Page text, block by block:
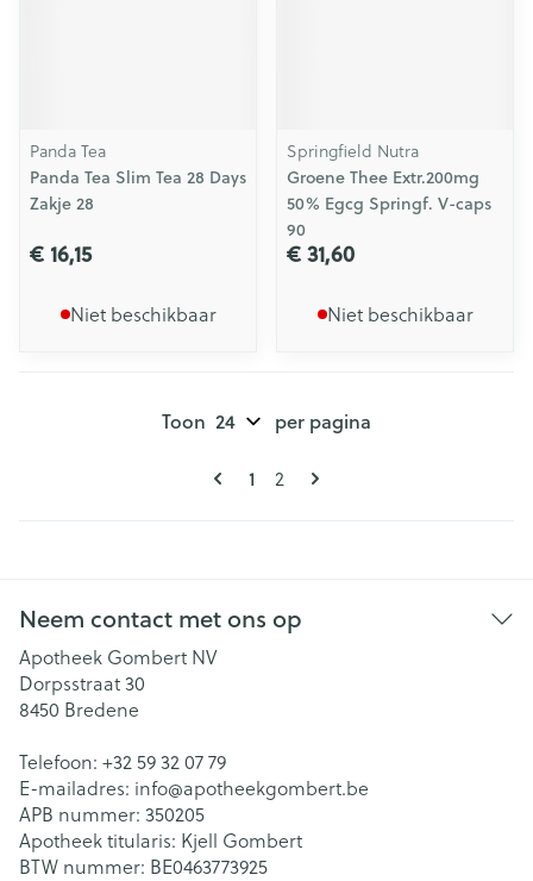
Panda Tea
Panda Tea Slim Tea 28 Days
Zakje 28
€ 16,15
Niet beschikbaar
Springfield Nutra
Groene Thee Extr.200mg
50% Egcg Springf. V-caps
90
€ 31,60
Niet beschikbaar
Pagina's
U lees momenteel pagina
1 Pagina
2
Toon per pagina
Neem contact met ons op
Apotheek Gombert NV
Dorpsstraat 30
8450 Bredene
Telefoon: +32 59 32 07 79
E-mailadres: info@apotheekgombert.be
APB nummer: 350205
Apotheek titularis: Kjell Gombert
BTW nummer: BE0463773925